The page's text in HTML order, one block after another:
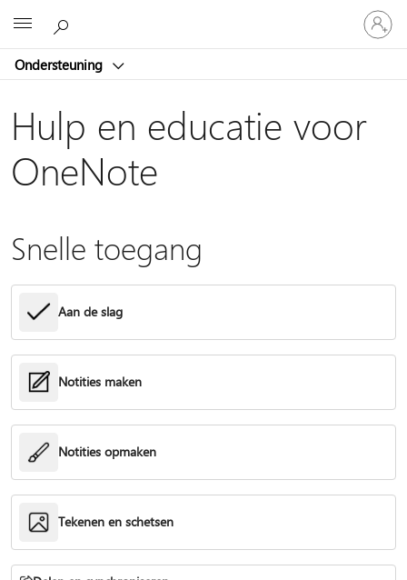
Ondersteuning
Meld
je
aan
je
Hulp en educatie voor
OneNote
Snelle toegang
Aan de slag
Notities maken
Notities opmaken
Tekenen en schetsen